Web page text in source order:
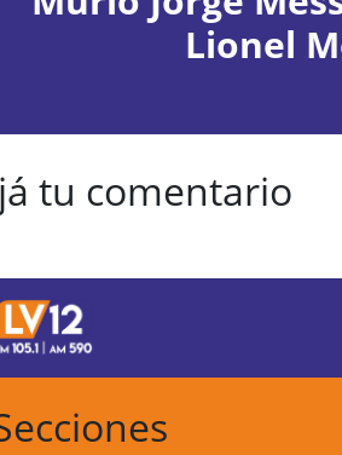
Lionel
tu comentario